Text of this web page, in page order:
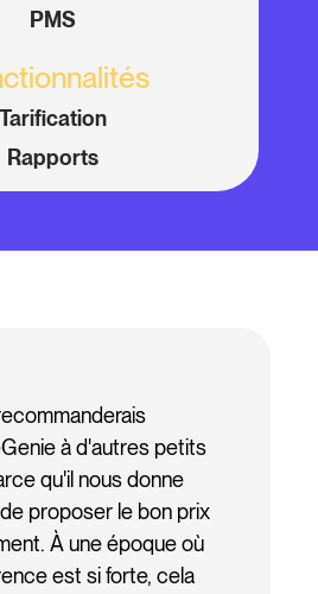
PMS
Tarification
Rapports
à d'autres petits
qu'il nous donne
proposer le bon prix
À une époque où
est si forte, cela